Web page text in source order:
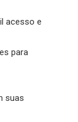
acesso e
para
suas